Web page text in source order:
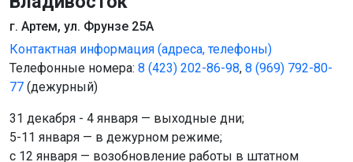
г. Артем, ул. Фрунзе 25А
Контактная информация (адреса, телефоны)
Телефонные номера: 8 (423) 202-86-98, 8 (969) 792-80-
77 (дежурный)
31 декабря - 4 января — выходные дни;
5-11 января — в дежурном режиме;
c 12 января — возобновление работы в штатном